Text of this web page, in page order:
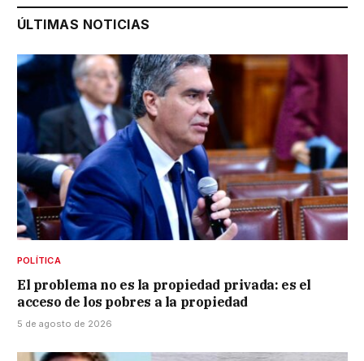
ÚLTIMAS NOTICIAS
POLÍTICA
El problema no es la propiedad privada: es el
acceso de los pobres a la propiedad
5 de agosto de 2026